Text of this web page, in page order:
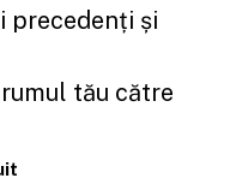
precedenți și
tău către